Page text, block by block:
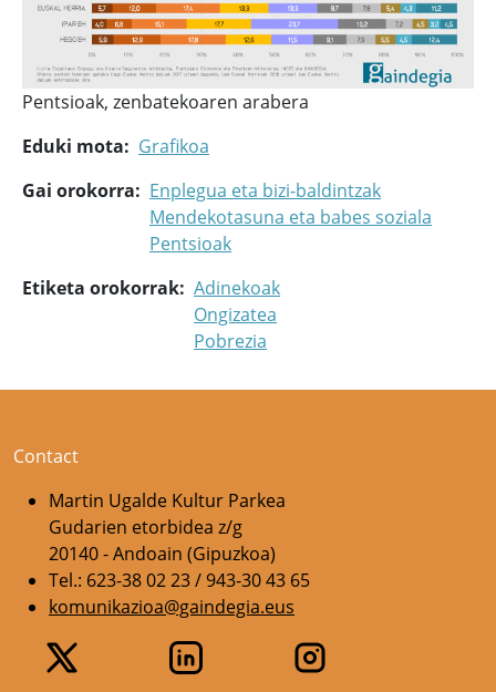
Pentsioak, zenbatekoaren arabera
Eduki mota
Grafikoa
Gai orokorra
Enplegua eta bizi-baldintzak
Mendekotasuna eta babes soziala
Pentsioak
Etiketa orokorrak Adinekoak
Ongizatea
Pobrezia
Contact
Martin Ugalde Kultur Parkea
Gudarien etorbidea z/g
20140 - Andoain (Gipuzkoa)
Tel.: 623-38 02 23 / 943-30 43 65
komunikazioa@gaindegia.eus